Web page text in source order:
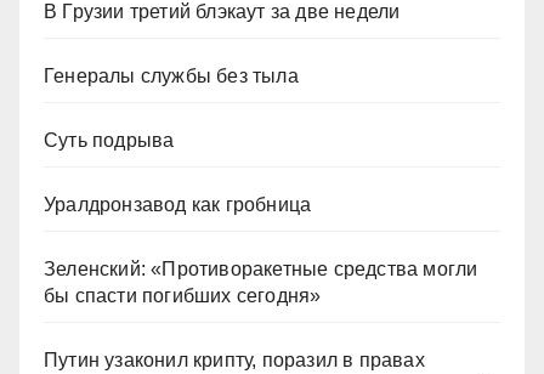
В Грузии третий блэкаут за две недели
Генералы службы без тыла
Суть подрыва
Уралдронзавод как гробница
Зеленский: «Противоракетные средства могли
бы спасти погибших сегодня»
Путин узаконил крипту, поразил в правах